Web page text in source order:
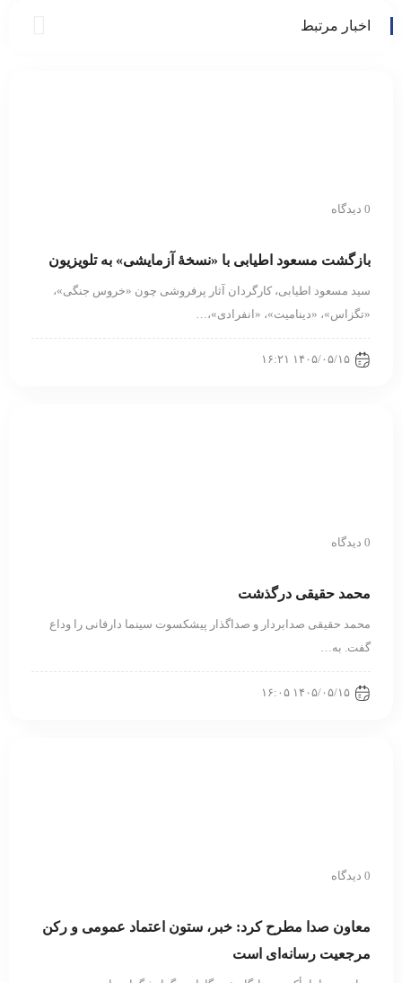
اخبار مرتبط
0 دیدگاه
بازگشت مسعود اطیابی با «نسخهٔ آزمایشی» به تلویزیون
سید مسعود اطیابی، کارگردان آثار پرفروشی چون «خروس جنگی»،
«تگزاس»، «دینامیت»، «انفرادی»،…
۱۴۰۵/۰۵/۱۵ ۱۶:۲۱
0 دیدگاه
محمد حقیقی درگذشت
محمد حقیقی صدابردار و صداگذار پیشکسوت سینما دارفانی را وداع
گفت. به…
۱۴۰۵/۰۵/۱۵ ۱۶:۰۵
0 دیدگاه
معاون صدا مطرح کرد: خبر، ستون اعتماد عمومی و رکن
مرجعیت رسانه‌ای است